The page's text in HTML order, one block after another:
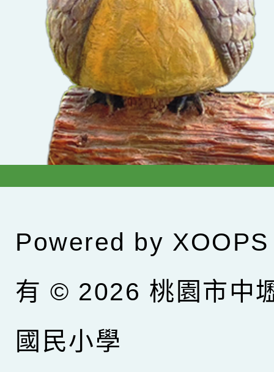
Powered by XOOPS
有 © 2026 桃園市中
國民小學